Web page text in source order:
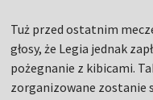
Tuż przed ostatnim
głosy, że Legia jednak
pożegnanie z kibicami.
zorganizowane zostanie